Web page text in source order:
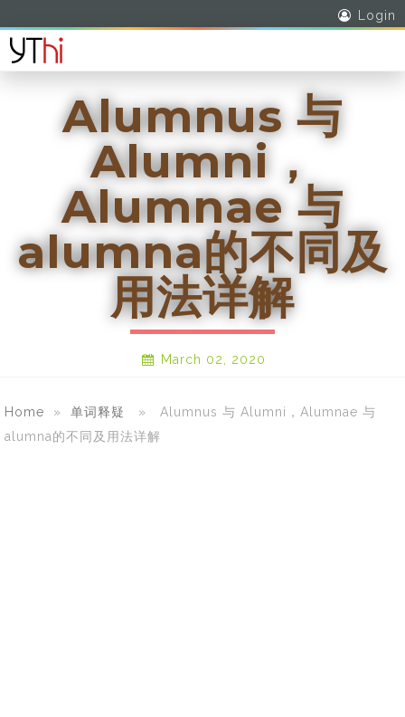
Login
Alumnus 与
Alumni，
Alumnae 与
alumna的不同及
用法详解
March 02, 2020
Home » 单词释疑
» Alumnus 与 Alumni，Alumnae 与
alumna的不同及用法详解